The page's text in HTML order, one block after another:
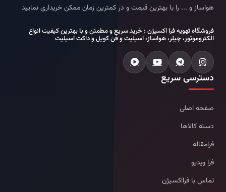
هواساز و ... را با بهترین قیمت و در کمترین زمان ممکن خریداری نمایید
فروشگاه تهویه فرا اکسیژن : خرید سریع و مطمئن و با بهترین کیفیت انواع
الکتروموتور، چیلر، هواساز، اسپلیت و فن کویل و داکت اسپلیت
دسترسی سریع
صفحه اصلی
دسته کالاها
فرامقاله
فرا ویدیو
تماس با فرااکسیژن